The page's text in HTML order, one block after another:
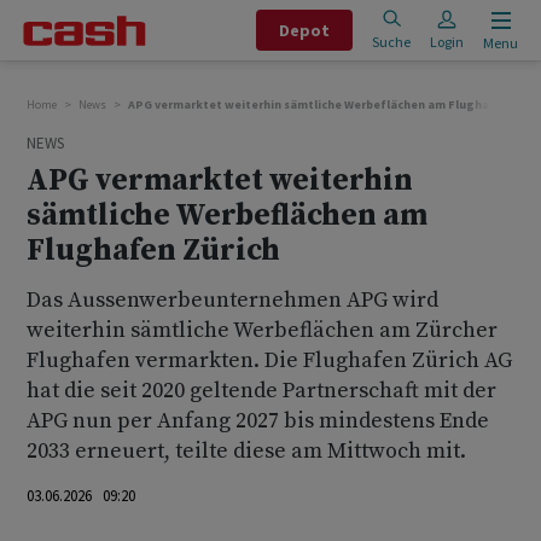
Depot
Suche Login Menu
Home News APG vermarktet weiterhin sämtliche Werbeflächen am Flughafen
NEWS
APG vermarktet weiterhin
sämtliche Werbeflächen am
Flughafen Zürich
Das Aussenwerbeunternehmen APG wird
weiterhin sämtliche Werbeflächen am Zürcher
Flughafen vermarkten. Die Flughafen Zürich AG
hat die seit 2020 geltende Partnerschaft mit der
APG nun per Anfang 2027 bis mindestens Ende
2033 erneuert, teilte diese am Mittwoch mit.
03.06.2026 09:20